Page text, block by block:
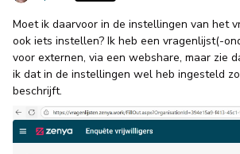
Moet ik daarvoor in de instellingen van het
ook iets instellen? Ik heb een vragenlijst(-
voor externen, via een webshare, maar zie
ik dat in de instellingen wel heb ingesteld
beschrijft.